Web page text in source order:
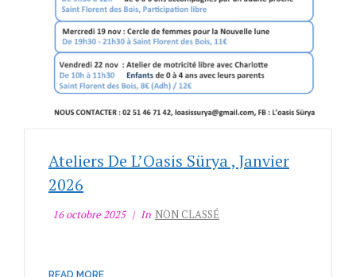
Ateliers De L’Oasis Sürya , Janvier
2026
16 octobre 2025 In NON CLASSÉ
READ MORE